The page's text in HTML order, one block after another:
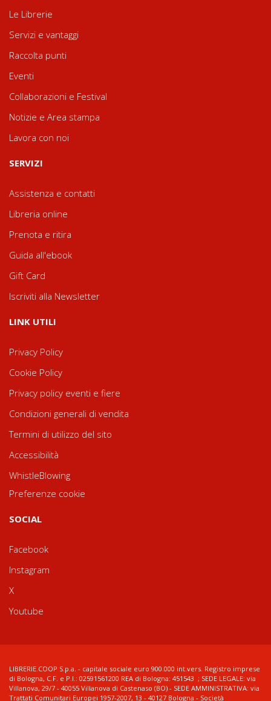
Le Librerie
Servizi e vantaggi
Raccolta punti
Eventi
Collaborazioni e Festival
Notizie e Area stampa
Lavora con noi
SERVIZI
Assistenza e contatti
Libreria online
Prenota e ritira
Guida all'ebook
Gift Card
Iscriviti alla Newsletter
LINK UTILI
Privacy Policy
Cookie Policy
Privacy policy eventi e fiere
Condizioni generali di vendita
Termini di utilizzo del sito
Accessibilità
WhistleBlowing
Preferenze cookie
SOCIAL
Facebook
Instagram
X
Youtube
LIBRERIE.COOP S.p.a. - capitale sociale euro 900.000 int.vers. Registro imprese
di Bologna, C.F. e P.I.: 02591561200 REA di Bologna: 451543 ; SEDE LEGALE: via
Villanova, 29/7 - 40055 Villanova di Castenaso (BO) - SEDE AMMINISTRATIVA: via
Trattati Comunitari Europei 1957-2007, 13 - 40127 Bologna - Società